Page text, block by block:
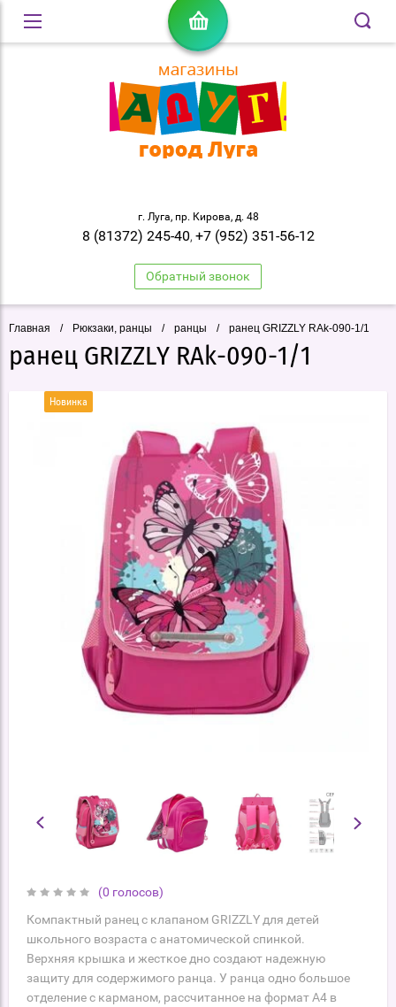
г. Луга, пр. Кирова, д. 48
8 (81372) 245-40, +7 (952) 351-56-12
Обратный звонок
Главная / Рюкзаки, ранцы / ранцы / ранец GRIZZLY RAk-090-1/1
ранец GRIZZLY RAk-090-1/1
(0 голосов)
Компактный ранец с клапаном GRIZZLY для детей
школьного возраста с анатомической спинкой.
Верхняя крышка и жесткое дно создают надежную
защиту для содержимого ранца. У ранца одно большое
отделение с карманом, рассчитанное на формат А4 в
Новинка